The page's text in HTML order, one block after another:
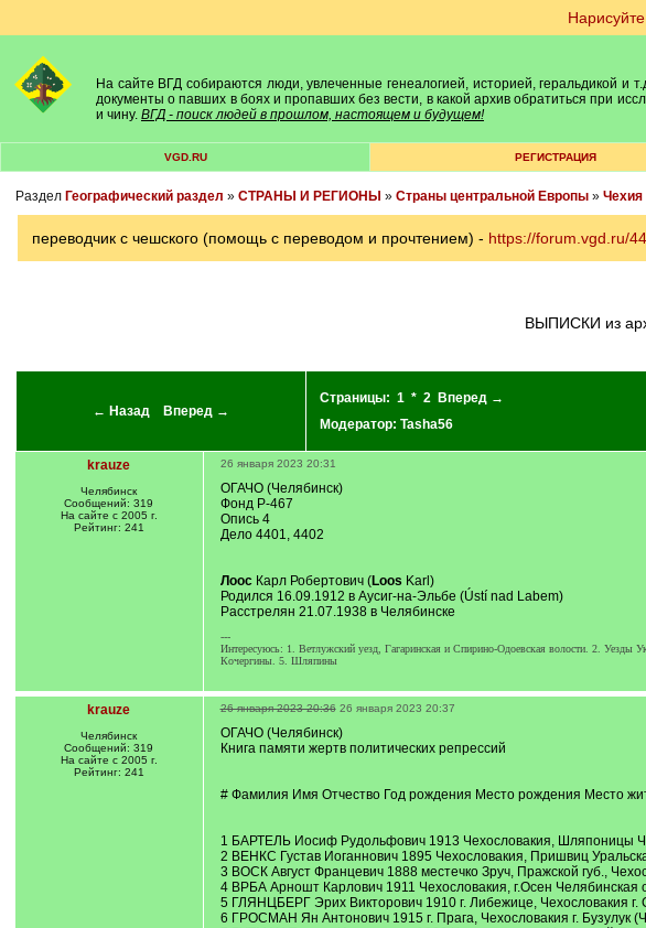
На сайте ВГД собираются люди, увлеченные генеалогией, историей, геральдикой и
документы о павших в боях и пропавших без вести, в какой архив обратиться при
и чину. ВГД - поиск людей в прошлом, настоящем и будущем!
VGD.RU РЕГИСТРАЦИЯ
Раздел Географический раздел » СТРАНЫ И РЕГИОНЫ » Cтраны центральной Европы» Чехия
переводчик с чешского (помощь с переводом и прочтением) - https://forum.vgd.ru/
ВЫПИСКИ из
← Назад Вперед →
Страницы: 1 * 2
Вперед →
Модератор: Tasha56
krauze
Челябинск
Сообщений: 319
На сайте с 2005 г.
Рейтинг: 241
26 января 2023 20:31
ОГАЧО (Челябинск)
Фонд Р-467
Опись 4
Дело 4401, 4402
Лоос Карл Робертович (Loos Karl)
Родился 16.09.1912 в Аусиг-на-Эльбе (Ústí nad Labem)
Расстрелян 21.07.1938 в Челябинске
---
Интересуюсь: 1. Ветлужский уезд, Гагаринская и Спирино-Одоевская волости. 2.
Кочергины. 5. Шляпины
krauze
Челябинск
Сообщений: 319
На сайте с 2005 г.
Рейтинг: 241
26 января 2023 20:36 26 января 2023 20:37
ОГАЧО (Челябинск)
Книга памяти жертв политических репрессий
# Фамилия Имя Отчество Год рождения Место рождения Место
1 БАРТЕЛЬ Иосиф Рудольфович 1913 Чехословакия, Шляпоницы
2 ВЕНКС Густав Иоганнович 1895 Чехословакия, Пришвиц
3 ВОСК Август Францевич 1888 местечко Зруч, Пражской губ.,
4 ВРБА Арношт Карлович 1911 Чехословакия, г.Осен Челябинская
5 ГЛЯНЦБЕРГ Эрих Викторович 1910 г. Либежице, Чехословакия г.
6 ГРОСМАН Ян Антонович 1915 г. Прага, Чехословакия г. Бузулук